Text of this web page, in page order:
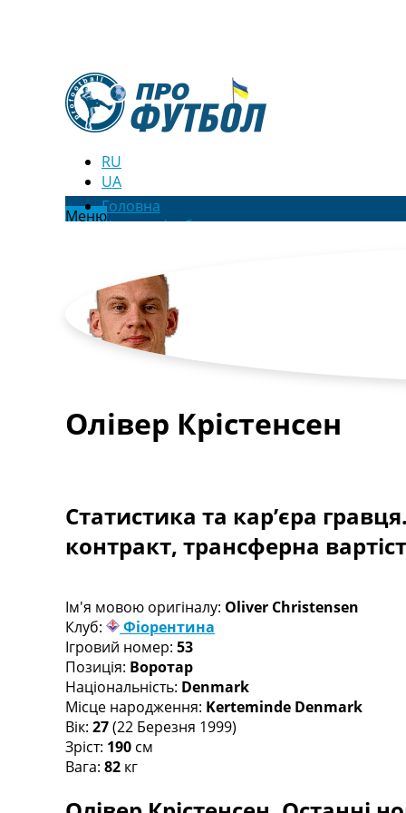
RU
UA
МенюГоловна
Новини футболу
Футбольні трансфери
Останні коментарі
Конкурс прогнозів
Логін
Рейтінги
Турніри
Чемпіонат Світу
Англія. Прем’єр-Ліга
Іспанія. Ла Ліга
Ще Турніри >>>
Чемпіонат Світу. Турнирні таблиці
Таблиця УПЛ
Перша Ліга
Таблиця АПЛ
Таблиця Ла Ліги
Таблиця Ліги Чемпіонів
Всі таблиці >>>
Рейтинги
Рейтинг ФІФА
Олівер Крістенсен
Статистика та кар’єра
контракт, трансферна
Ім'я мовою оригіналу: Oliver Christensen
Клуб:
Фіорентина
Ігровий номер: 53
Позиція: Воротар
Національність: Denmark
Місце народження: Kerteminde Denmark
Вік: 27(22 Березня 1999)
Зріст: 190 см
Вага: 82 кг